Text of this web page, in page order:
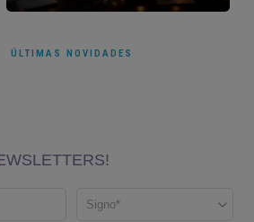
ÚLTIMAS NOVIDADES